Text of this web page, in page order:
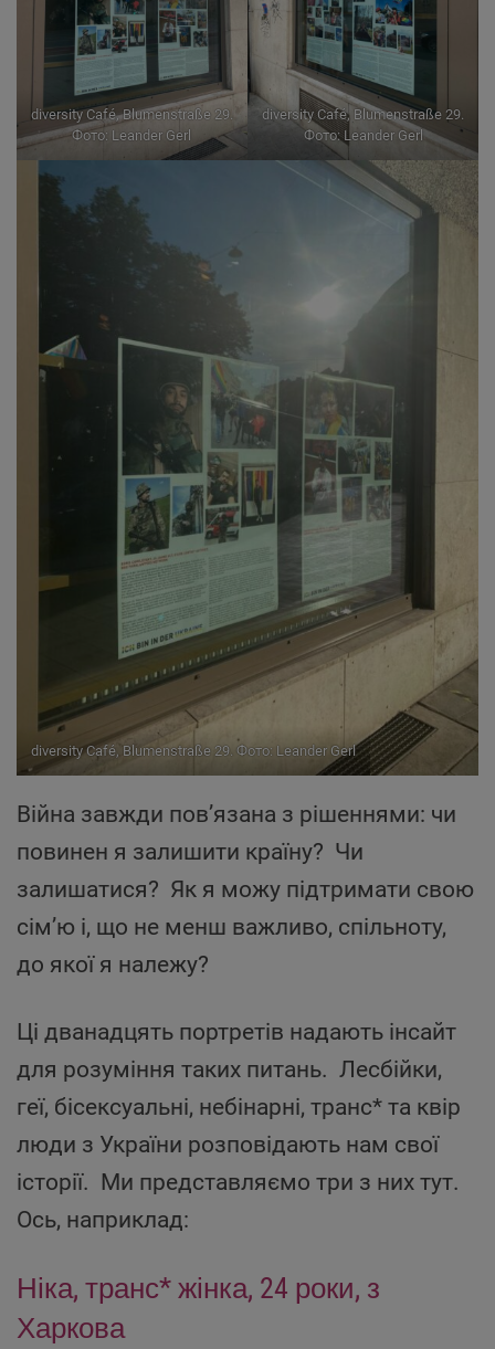
diversity Café, Blumenstraße 29.
Фото: Leander Gerl
diversity Café, Blumenstraße 29.
Фото: Leander Gerl
diversity Café, Blumenstraße 29. Фото: Leander Gerl
Війна завжди пов’язана з рішеннями: чи
повинен я залишити країну? Чи
залишатися? Як я можу підтримати свою
сім’ю і, що не менш важливо, спільноту,
до якої я належу?
Ці дванадцять портретів надають інсайт
для розуміння таких питань. Лесбійки,
геї, бісексуальні, небінарні, транс* та квір
люди з України розповідають нам свої
історії. Ми представляємо три з них тут.
Ось, наприклад:
Ніка, транс* жінка, 24 роки, з
Харкова